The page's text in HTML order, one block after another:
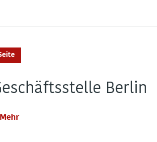
Berlin
Mehr